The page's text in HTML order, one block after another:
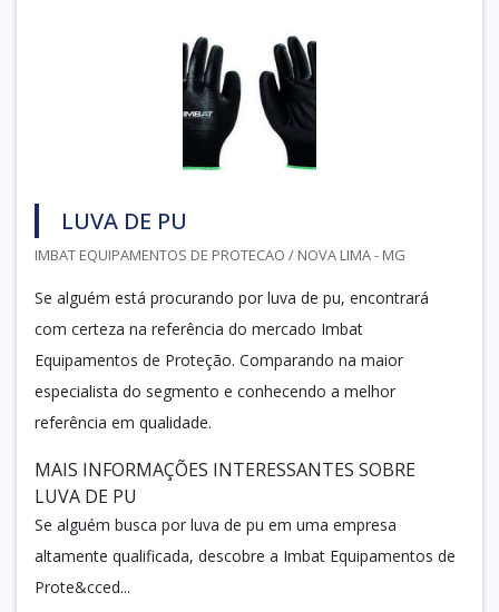
LUVA DE PU
IMBAT EQUIPAMENTOS DE PROTECAO / NOVA LIMA - MG
Se alguém está procurando por luva de pu, encontrará
com certeza na referência do mercado Imbat
Equipamentos de Proteção. Comparando na maior
especialista do segmento e conhecendo a melhor
referência em qualidade.
MAIS INFORMAÇÕES INTERESSANTES SOBRE
LUVA DE PU
Se alguém busca por luva de pu em uma empresa
altamente qualificada, descobre a Imbat Equipamentos de
Prote&cced...